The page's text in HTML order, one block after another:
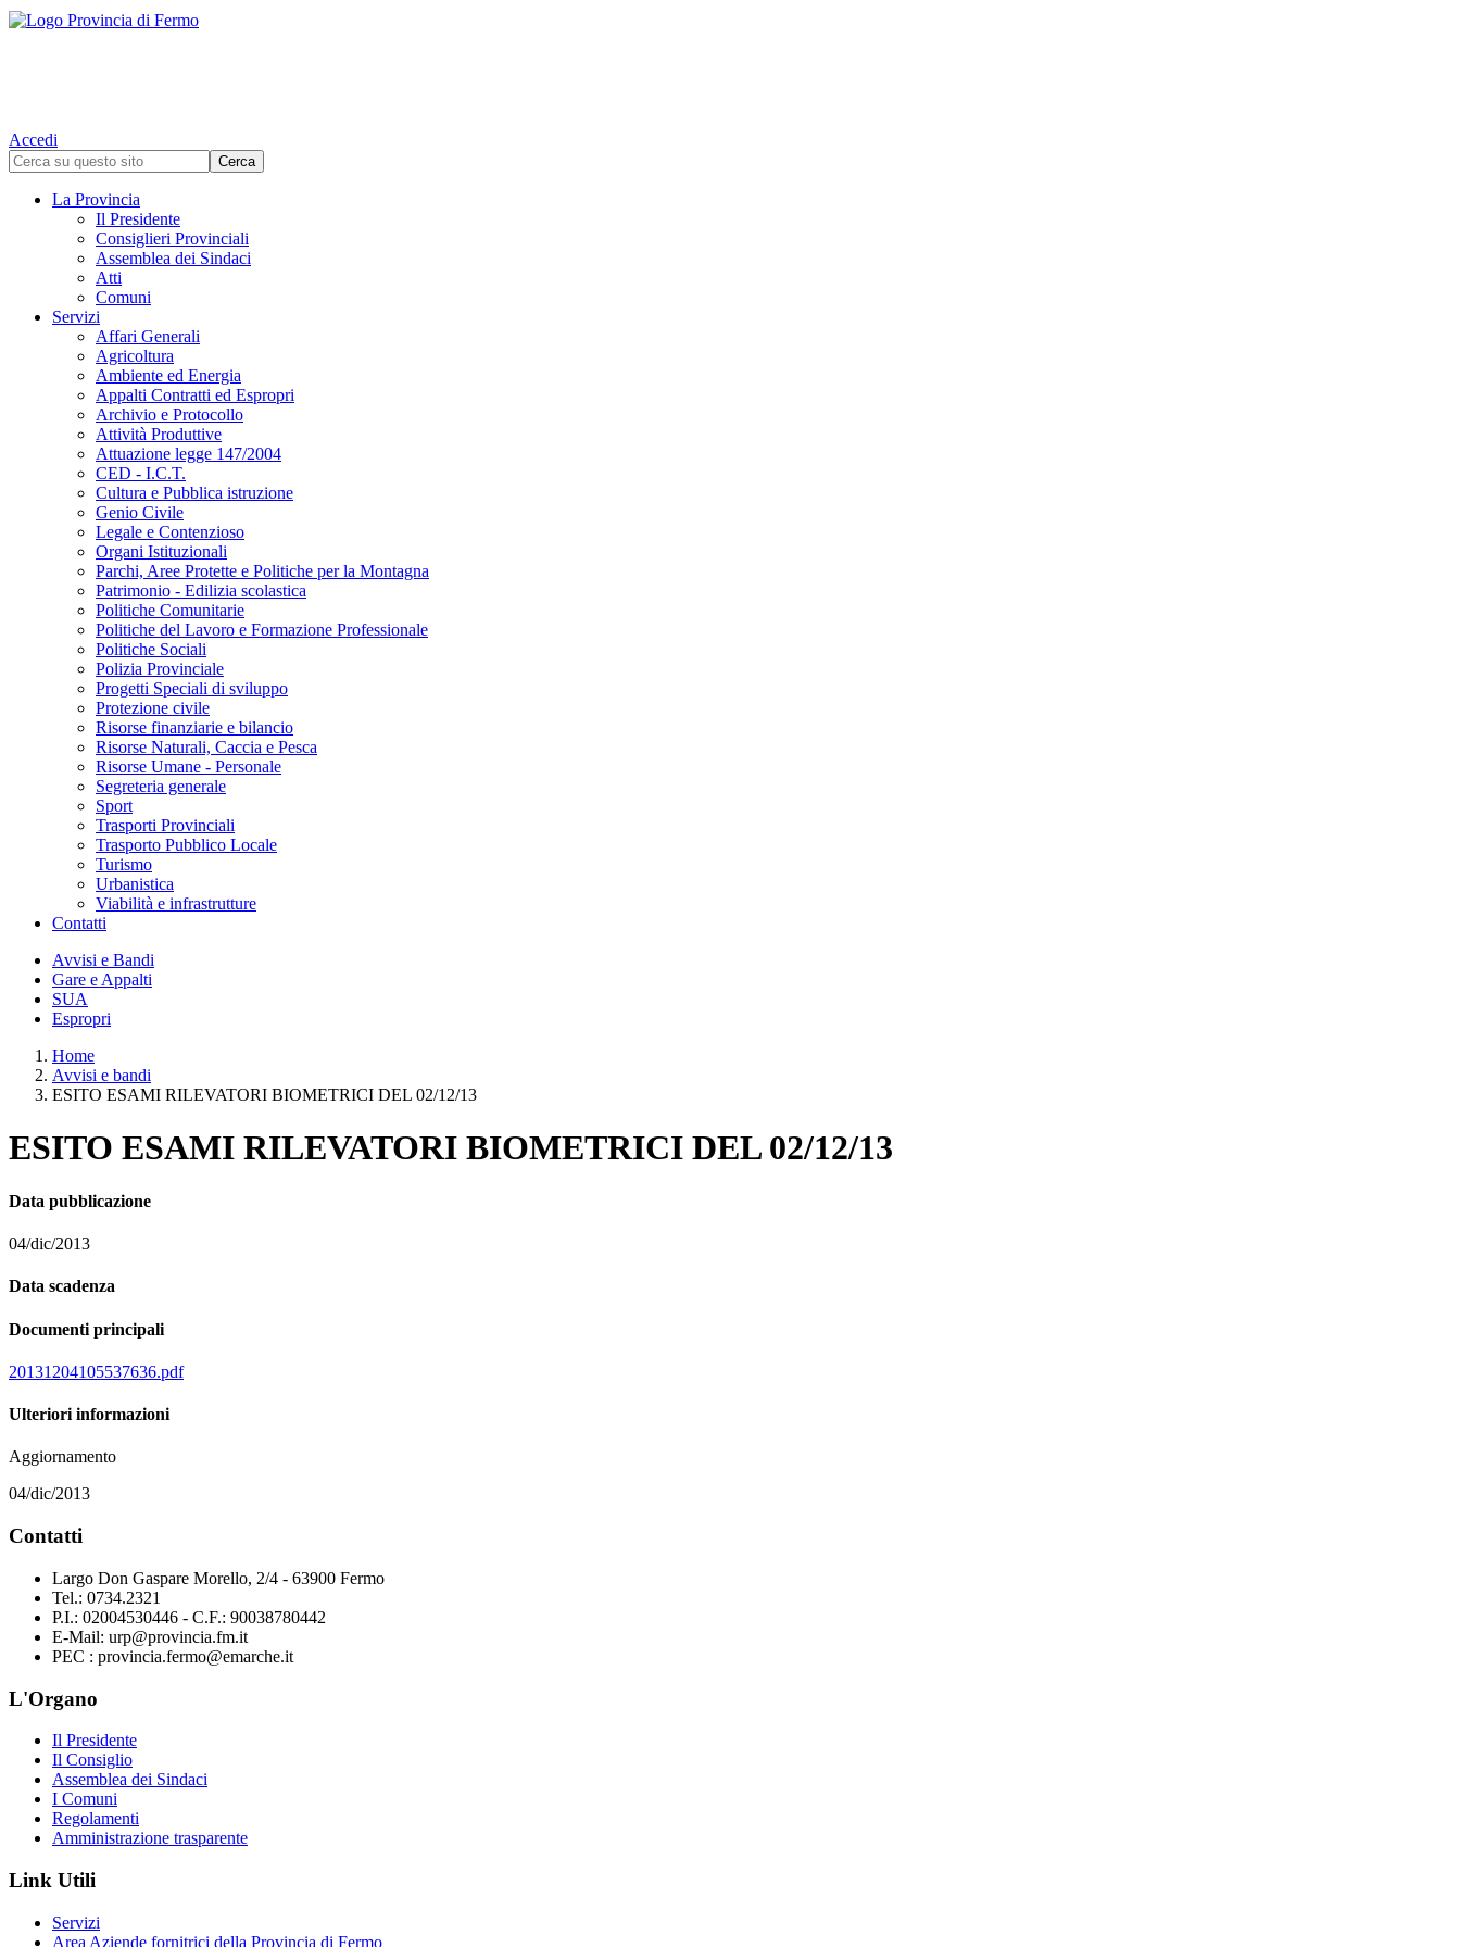
Accedi
La Provincia
Il Presidente
Consiglieri Provinciali
Assemblea dei Sindaci
Atti
Comuni
Servizi
Affari Generali
Agricoltura
Ambiente ed Energia
Appalti Contratti ed Espropri
Archivio e Protocollo
Attività Produttive
Attuazione legge 147/2004
CED - I.C.T.
Cultura e Pubblica istruzione
Genio Civile
Legale e Contenzioso
Organi Istituzionali
Parchi, Aree Protette e Politiche per la Montagna
Patrimonio - Edilizia scolastica
Politiche Comunitarie
Politiche del Lavoro e Formazione Professionale
Politiche Sociali
Polizia Provinciale
Progetti Speciali di sviluppo
Protezione civile
Risorse finanziarie e bilancio
Risorse Naturali, Caccia e Pesca
Risorse Umane - Personale
Segreteria generale
Sport
Trasporti Provinciali
Trasporto Pubblico Locale
Turismo
Urbanistica
Viabilità e infrastrutture
Contatti
Avvisi e Bandi
Gare e Appalti
SUA
Espropri
Home
Avvisi e bandi
ESITO ESAMI RILEVATORI BIOMETRICI DEL 02/12/13
ESITO ESAMI RILEVATORI BIOMETRICI DEL 02/12/13
Data pubblicazione
04/dic/2013
Data scadenza
Documenti principali
20131204105537636.pdf
Ulteriori informazioni
Aggiornamento
04/dic/2013
Contatti
Largo Don Gaspare Morello, 2/4 - 63900 Fermo
Tel.: 0734.2321
P.I.: 02004530446 - C.F.: 90038780442
E-Mail: urp@provincia.fm.it
PEC : provincia.fermo@emarche.it
L'Organo
Il Presidente
Il Consiglio
Assemblea dei Sindaci
I Comuni
Regolamenti
Amministrazione trasparente
Link Utili
Servizi
Area Aziende fornitrici della Provincia di Fermo